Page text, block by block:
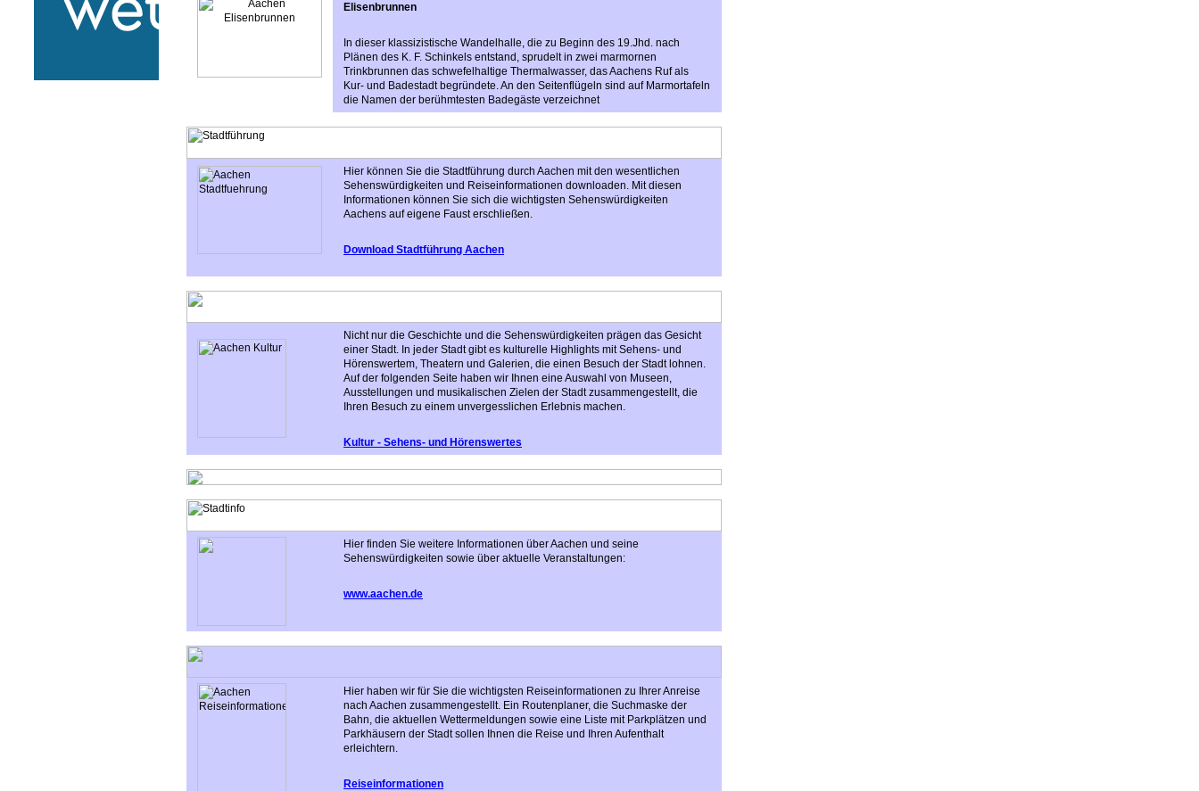
Elisenbrunnen
In dieser klassizistische Wandelhalle, die zu Beginn des 19.Jhd. nach
Plänen des K. F. Schinkels entstand, sprudelt in zwei marmornen
Trinkbrunnen das schwefelhaltige Thermalwasser, das Aachens Ruf als
Kur- und Badestadt begründete. An den Seitenflügeln sind auf Marmortafeln
die Namen der berühmtesten Badegäste verzeichnet
Hier können Sie die Stadtführung durch Aachen mit den wesentlichen
Sehenswürdigkeiten und Reiseinformationen downloaden. Mit diesen
Informationen können Sie sich die wichtigsten Sehenswürdigkeiten
Aachens auf eigene Faust erschließen.
Download Stadtführung Aachen
Nicht nur die Geschichte und die Sehenswürdigkeiten prägen das Gesicht
einer Stadt. In jeder Stadt gibt es kulturelle Highlights mit Sehens- und
Hörenswertem, Theatern und Galerien, die einen Besuch der Stadt lohnen.
Auf der folgenden Seite haben wir Ihnen eine Auswahl von Museen,
Ausstellungen und musikalischen Zielen der Stadt zusammengestellt, die
Ihren Besuch zu einem unvergesslichen Erlebnis machen.
Kultur - Sehens- und Hörenswertes
Hier finden Sie weitere Informationen über Aachen und seine
Sehenswürdigkeiten sowie über aktuelle Veranstaltungen:
www.aachen.de
Hier haben wir für Sie die wichtigsten Reiseinformationen zu Ihrer Anreise
nach Aachen zusammengestellt. Ein Routenplaner, die Suchmaske der
Bahn, die aktuellen Wettermeldungen sowie eine Liste mit Parkplätzen und
Parkhäusern der Stadt sollen Ihnen die Reise und Ihren Aufenthalt
erleichtern.
Reiseinformationen